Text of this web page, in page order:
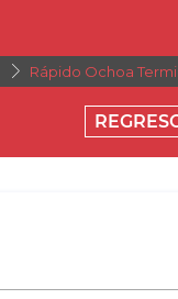
Rápido Ochoa